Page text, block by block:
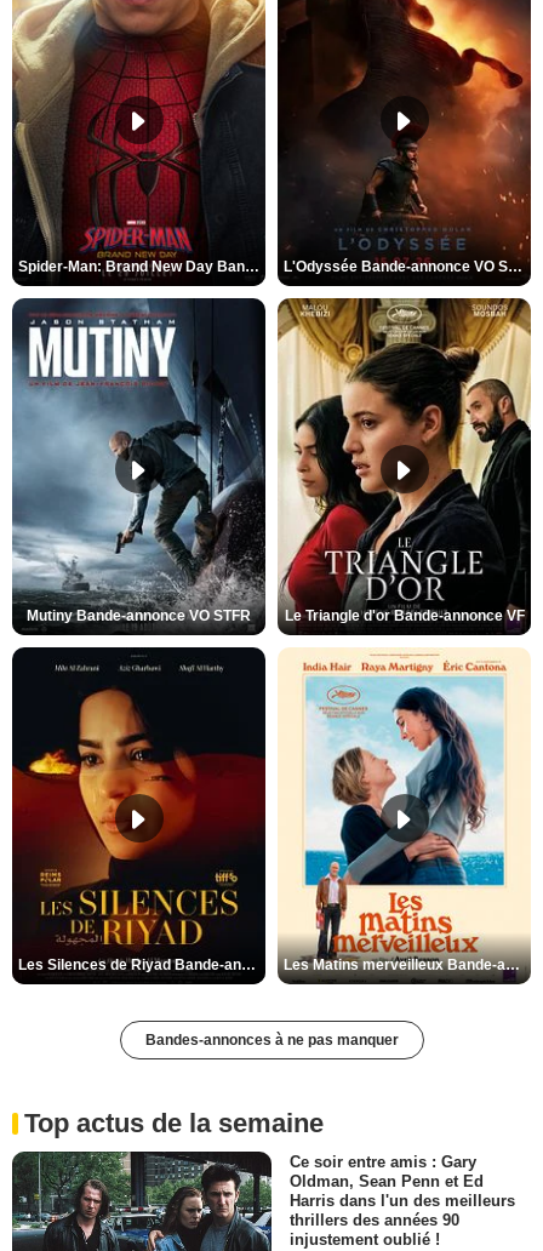
Spider-Man: Brand New Day Bande-annonce VO STFR L'Odyssée Bande-annonce VO STFR
Mutiny Bande-annonce VO STFR Le Triangle d'or Bande-annonce VF
Les Silences de Riyad Bande-annonce VO STFR Les Matins merveilleux Bande-annonce VF
Bandes-annonces à ne pas manquer
Top actus de la semaine
Ce soir entre amis : Gary
Oldman, Sean Penn et Ed
Harris dans l'un des meilleurs
thrillers des années 90
injustement oublié !